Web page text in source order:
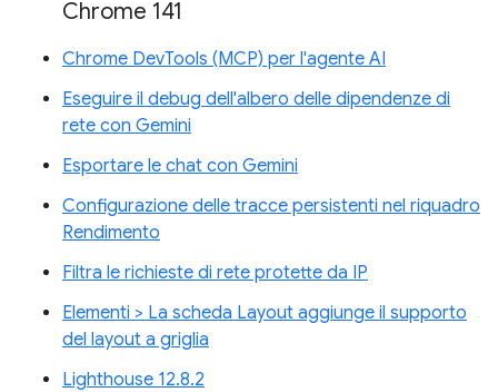
Chrome 141
Chrome DevTools (MCP) per l'agente AI
Eseguire il debug dell'albero delle dipendenze di
rete con Gemini
Esportare le chat con Gemini
Configurazione delle tracce persistenti nel riquadro
Rendimento
Filtra le richieste di rete protette da IP
Elementi > La scheda Layout aggiunge il supporto
del layout a griglia
Lighthouse 12.8.2